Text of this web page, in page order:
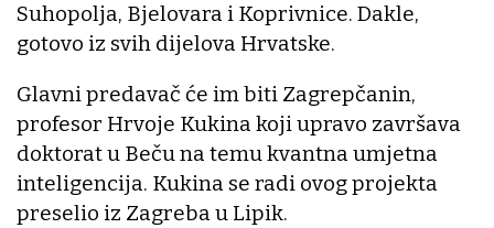
Suhopolja, Bjelovara i Koprivnice. Dakle,
gotovo iz svih dijelova Hrvatske.
Glavni predavač će im biti Zagrepčanin,
profesor Hrvoje Kukina koji upravo završava
doktorat u Beču na temu kvantna umjetna
inteligencija. Kukina se radi ovog projekta
preselio iz Zagreba u Lipik.